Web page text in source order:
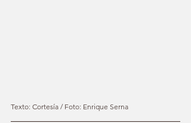
Texto: Cortesía / Foto: Enrique Serna